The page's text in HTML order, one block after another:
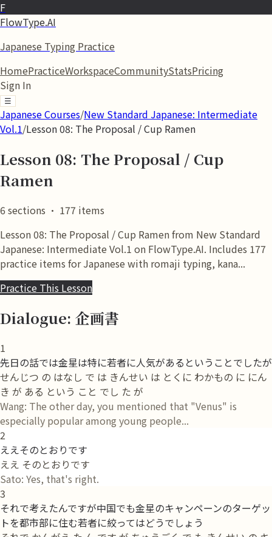
F
FlowType.AI
Japanese Typing Practice
HomePracticeWorkspaceCommunityStatsPricing
Sign In
☰
Japanese Courses/New Standard Japanese: Intermediate
Vol.1/Lesson 08: The Proposal / Cup Ramen
Lesson 08: The Proposal / Cup
Ramen
6sections · 177 items
Lesson 08: The Proposal / Cup Ramen from New Standard
Japanese: Intermediate Vol.1 on FlowType.AI. Includes 177
practice items for Japanese with romaji typing, kana...
Practice This Lesson
Dialogue: 企画書
1
先日の話では金星は特に若者に人気があるということでしたが
せんじつ の はなし で は きんせい は とくに わかもの に にん
き が ある という こと でし た が
Wang: The other day, you mentioned that "Venus" is
especially popular among young people...
2
ええそのとおりです
ええ そのとおりです
Sato: Yes, that's right.
3
それで考えたんですが中国でも金星のキャンペーンのターゲッ
トを都市部に住む若者に絞ってはどうでしょう